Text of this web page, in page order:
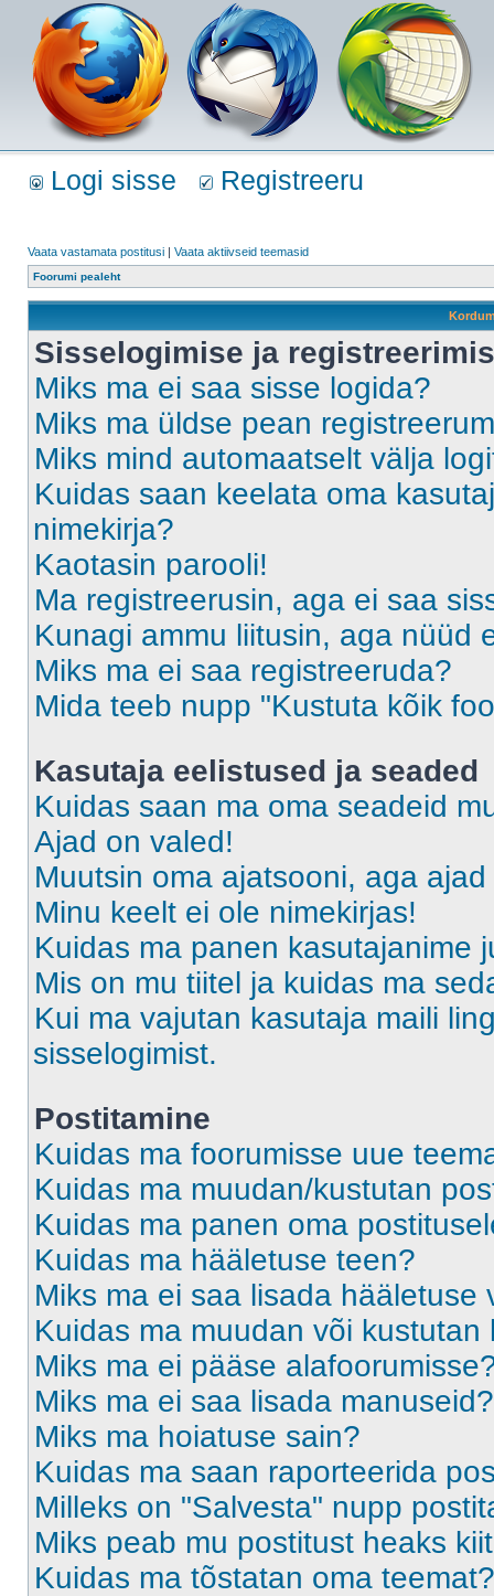
Logi sisse Registreeru
Vaata vastamata postitusi | Vaata aktiivseid teemasid
Foorumi pealeht
Sisselogimise ja
Miks ma ei saa sisse logida?
Miks ma üldse pean
Miks mind automaatselt välja
Kuidas saan keelata oma
nimekirja?
Kaotasin parooli!
Ma registreerusin, aga ei saa
Kunagi ammu liitusin, aga nüüd
Miks ma ei saa registreeruda?
Mida teeb nupp "Kustuta kõik
Kasutaja eelistused ja seaded
Kuidas saan ma oma seadeid
Ajad on valed!
Muutsin oma ajatsooni, aga
Minu keelt ei ole nimekirjas!
Kuidas ma panen kasutajanime
Mis on mu tiitel ja kuidas ma
Kui ma vajutan kasutaja maili
sisselogimist.
Postitamine
Kuidas ma foorumisse uue
Kuidas ma muudan/kustutan
Kuidas ma panen oma
Kuidas ma hääletuse teen?
Miks ma ei saa lisada hääletuse
Kuidas ma muudan või kustutan
Miks ma ei pääse
Miks ma ei saa lisada manuseid?
Miks ma hoiatuse sain?
Kuidas ma saan raporteerida
Milleks on "Salvesta" nupp
Miks peab mu postitust heaks
Kuidas ma tõstatan oma teemat?